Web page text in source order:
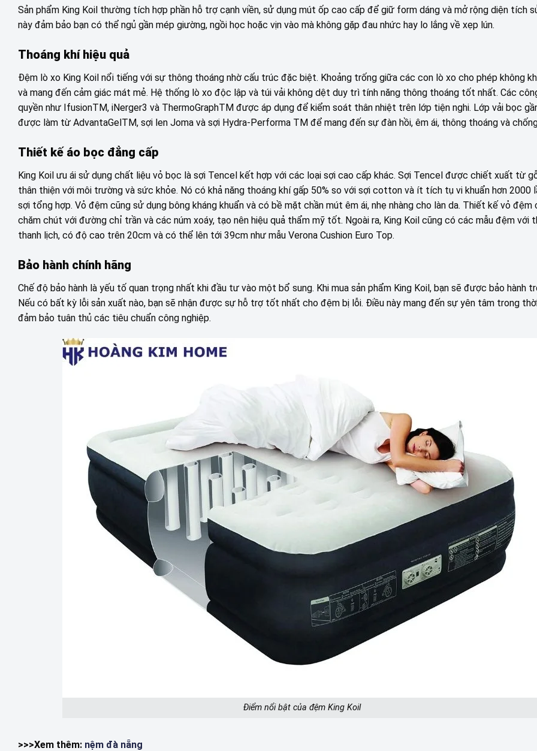
Sản phẩm King Koil thường tích hợp phần hỗ trợ cạnh viền, sử dụng mút ốp cao cấp để giữ form dáng và mở rộng diện tích
này đảm bảo bạn có thể ngủ gần mép giường, ngồi học hoặc vịn vào mà không gặp đau nhức hay lo lắng về xẹp lún.
Thoáng khí hiệu quả
Đệm lò xo King Koil nổi tiếng với sự thông thoáng nhờ cấu trúc đặc biệt. Khoảng trống giữa các con lò xo cho phép không
và mang đến cảm giác mát mẻ. Hệ thống lò xo độc lập và túi vải không dệt duy trì tính năng thông thoáng tốt nhất. Các
quyền như IfusionTM, iNerger3 và ThermoGraphTM được áp dụng để kiểm soát thân nhiệt trên lớp tiện nghi. Lớp vải bọc
được làm từ AdvantaGelTM, sợi len Joma và sợi Hydra-Performa TM để mang đến sự đàn hồi, êm ái, thông thoáng và
Thiết kế áo bọc đẳng cấp
King Koil ưu ái sử dụng chất liệu vỏ bọc là sợi Tencel kết hợp với các loại sợi cao cấp khác. Sợi Tencel được chiết xuất từ
thân thiện với môi trường và sức khỏe. Nó có khả năng thoáng khí gấp 50% so với sợi cotton và ít tích tụ vi khuẩn hơn 2000
sợi tổng hợp. Vỏ đệm cũng sử dụng bông kháng khuẩn và có bề mặt chần mút êm ái, nhẹ nhàng cho làn da. Thiết kế vỏ đệm
chăm chút với đường chỉ trần và các núm xoáy, tạo nên hiệu quả thẩm mỹ tốt. Ngoài ra, King Koil cũng có các mẫu đệm với
thanh lịch, có độ cao trên 20cm và có thể lên tới 39cm như mẫu Verona Cushion Euro Top.
Bảo hành chính hãng
Chế độ bảo hành là yếu tố quan trọng nhất khi đầu tư vào một bổ sung. Khi mua sản phẩm King Koil, bạn sẽ được bảo hành
Nếu có bất kỳ lỗi sản xuất nào, bạn sẽ nhận được sự hỗ trợ tốt nhất cho đệm bị lỗi. Điều này mang đến sự yên tâm trong
đảm bảo tuân thủ các tiêu chuẩn công nghiệp.
Điểm nổi bật của đệm King Koil
>>>Xem thêm: nệm đà nẵng